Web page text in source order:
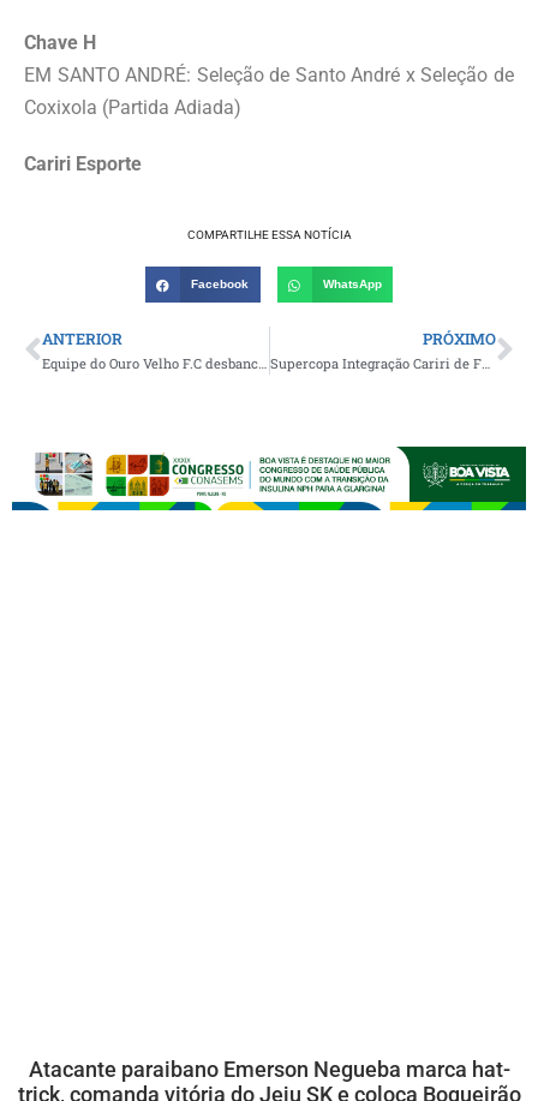
Chave H
EM SANTO ANDRÉ: Seleção de Santo André x Seleção de
Coxixola (Partida Adiada)
Cariri Esporte
COMPARTILHE ESSA NOTÍCIA
Facebook WhatsApp
ANTERIOR PRÓXIMO
Supercopa Integração Cariri de Futsal define os confrontos da 2ª fase e jogos prometem agitar o cenário esportivo da região
Atacante paraibano Emerson Negueba marca hat-
trick, comanda vitória do Jeju SK e coloca Boqueirão